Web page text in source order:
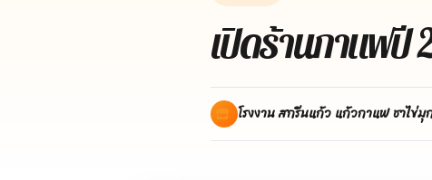
เปิดร้านกาแฟปี
โรงงาน สกรีนแก้ว แก้วกาแฟ ชาไ